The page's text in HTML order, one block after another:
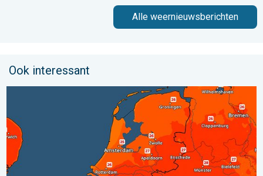
Alle weernieuwsberichten
Ook interessant
Zaterdag warmste dag van de week. Bijna overal zomers